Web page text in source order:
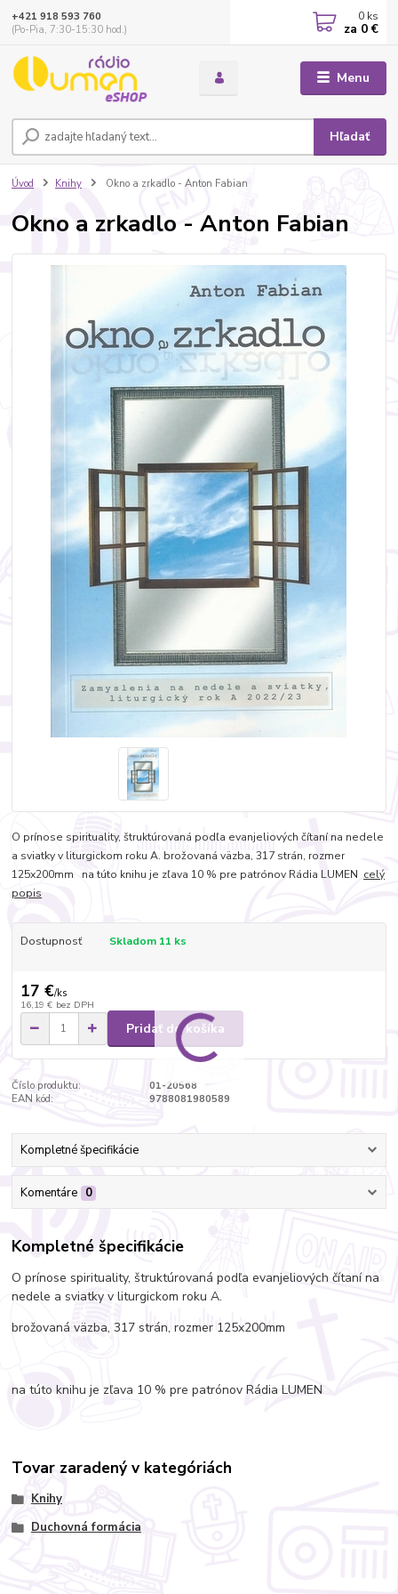
Menu
Hľadať
+421 918 593 760
(Po-Pia, 7:30-15:30 hod.)
0 ks
za 0 €
Úvod Knihy Okno a zrkadlo - Anton Fabian
Okno a zrkadlo - Anton Fabian
O prínose spirituality, štruktúrovaná podľa evanjeliových čítaní na nedele
a sviatky v liturgickom roku A. brožovaná väzba, 317 strán, rozmer
125x200mm na túto knihu je zľava 10 % pre patrónov Rádia LUMEN celý
popis
Dostupnosť Skladom 11 ks
17 €/ks
16,19 € bez DPH
Pridať do košíka
Číslo produktu:
01-20568
EAN kód:
9788081980589
Kompletné špecifikácie
Komentáre 0
Kompletné špecifikácie
O prínose spirituality, štruktúrovaná podľa evanjeliových čítaní na
nedele a sviatky v liturgickom roku A.
brožovaná väzba, 317 strán, rozmer 125x200mm
na túto knihu je zľava 10 % pre patrónov Rádia LUMEN
Tovar zaradený v kategóriách
Knihy
Duchovná formácia